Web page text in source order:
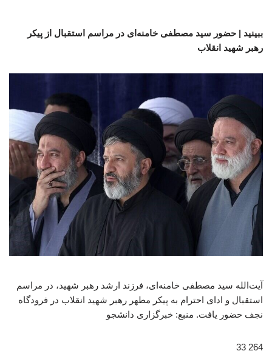
ببینید | حضور سید مصطفی خامنه‌ای در مراسم استقبال از پیکر
رهبر شهید انقلاب
آیت‌الله سید مصطفی خامنه‌ای، فرزند ارشد رهبر شهید، در مراسم
استقبال و ادای احترام به پیکر مطهر رهبر شهید انقلاب در فرودگاه
نجف حضور یافت. منبع: خبرگزاری دانشجو
264 33